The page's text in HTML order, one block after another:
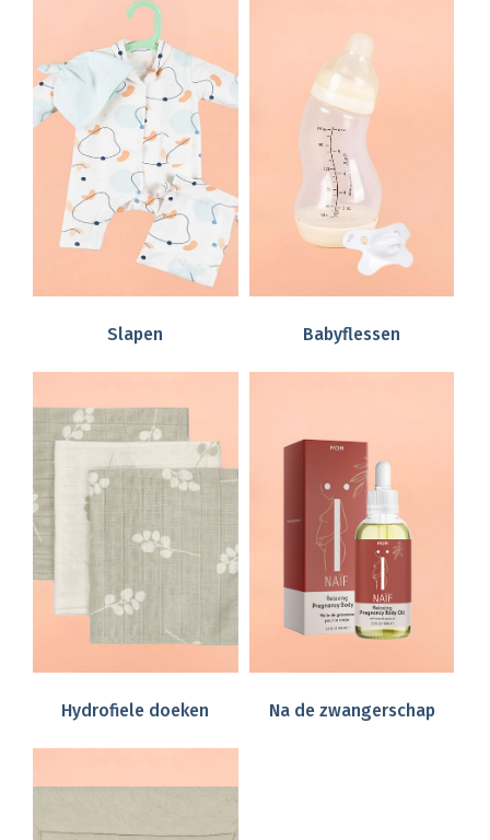
Slapen Babyflessen
Hydrofiele doeken Na de zwangerschap